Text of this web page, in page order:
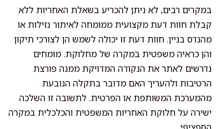
במקרים רבים, לא ניתן להכריע בשאלת האחריות ללא
קבלת חוות דעת מקצועית ממומחה לאיתור נזילות או
מהנדס בניין. חוות דעת זו יכולה לשמש הן לצורכי תיקון
והן כראיה משפטית במקרה של מחלוקת. מומחים
נדרשים לאתר את הנקודה המדויקת ממנה פורצת
הרטיבות ולהעריך האם מדובר בתקלה הנובעת
מהמערכת המשותפת או הפרטית. לתשובה זו השלכה
ישירה על חלוקת האחריות המשפטית והכלכלית במקרה